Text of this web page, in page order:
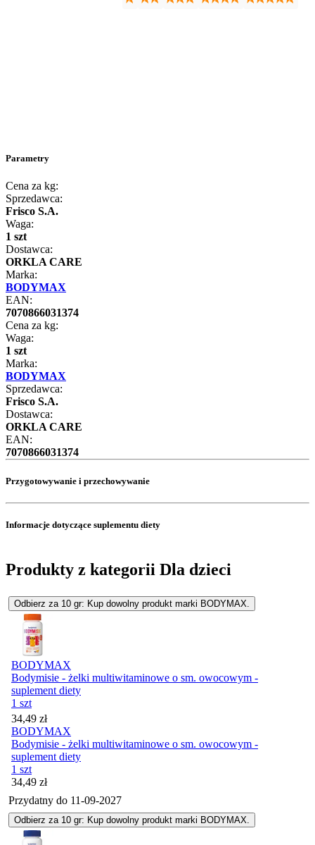
Parametry
Cena za kg:
Sprzedawca:
Frisco S.A.
Waga:
1 szt
Dostawca:
ORKLA CARE
Marka:
BODYMAX
EAN:
7070866031374
Cena za kg:
Waga:
1 szt
Marka:
BODYMAX
Sprzedawca:
Frisco S.A.
Dostawca:
ORKLA CARE
EAN:
7070866031374
Przygotowywanie i przechowywanie
Informacje dotyczące suplementu diety
Produkty z kategorii Dla dzieci
Odbierz za 10 gr: Kup dowolny produkt marki BODYMAX.
BODYMAX
Bodymisie - żelki multiwitaminowe o sm. owocowym -
suplement diety
1 szt
Cena
34,49 zł
BODYMAX
Bodymisie - żelki multiwitaminowe o sm. owocowym -
suplement diety
1 szt
Cena
34,49 zł
Przydatny do 11-09-2027
Odbierz za 10 gr: Kup dowolny produkt marki BODYMAX.